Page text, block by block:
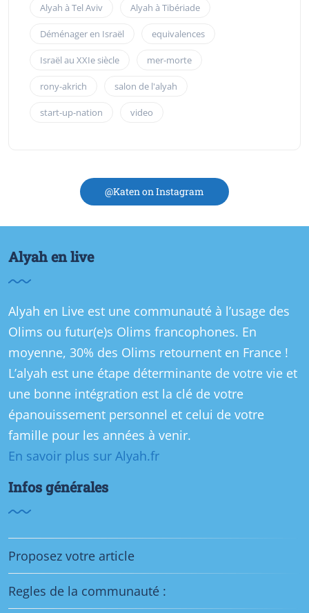
Alyah à Tel Aviv Alyah à Tibériade
Déménager en Israël equivalences
Israël au XXIe siècle mer-morte
rony-akrich salon de l'alyah
start-up-nation video
@Katen on Instagram
Alyah en live
Alyah en Live est une communauté à l’usage des
Olims ou futur(e)s Olims francophones. En
moyenne, 30% des Olims retournent en France !
L’alyah est une étape déterminante de votre vie et
une bonne intégration est la clé de votre
épanouissement personnel et celui de votre
famille pour les années à venir.
En savoir plus sur Alyah.fr
Infos générales
Proposez votre article
Regles de la communauté :